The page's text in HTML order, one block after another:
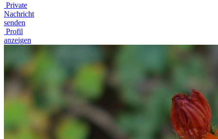
Private
Nachricht
senden
Profil
anzeigen